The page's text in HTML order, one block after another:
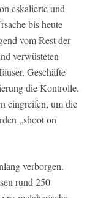
eskalierte und
bis heute
vom Rest der
verwüsteten
Geschäfte
die Kontrolle.
eingreifen, um die
„shoot on
verborgen.
rund 250